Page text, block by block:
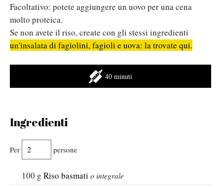
Facoltativo: potete aggiungere un uovo per una cena
molto proteica.
Se non avete il riso, create con gli stessi ingredienti
un'insalata di fagiolini, fagioli e uova: la trovate qui.
40 minuti
Ingredienti
Per persone
100 g Riso basmati o integrale